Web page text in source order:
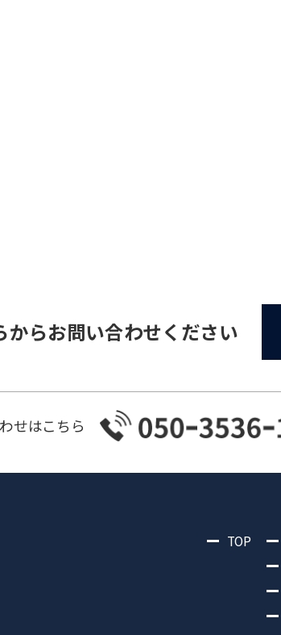
からお問い合わせください
せはこちら
TOP